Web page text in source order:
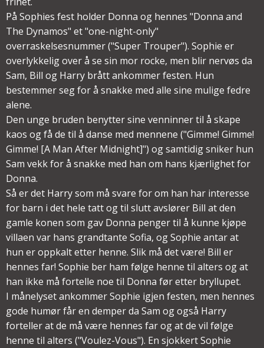
På Sophies fest holder Donna og hennes "Donna and
The Dynamos" et "one-night-only"
overraskelsesnummer ("Super Trouper"). Sophie er
overlykkelig over å se sin mor rocke, men blir nervøs da
Sam, Bill og Harry brått ankommer festen. Hun
bestemmer seg for å snakke med alle sine mulige fedre
alene.
Den unge bruden benytter sine venninner til å skape
kaos og få de til å danse med mennene ("Gimme! Gimme!
Gimme! [A Man After Midnight]") og samtidig sniker hun
Sam vekk for å snakke med han om hans kjærlighet for
Donna.
Så er det Harry som må svare for om han har interesse
for barn i det hele tatt og til slutt avslører Bill at den
gamle konen som gav Donna penger til å kunne kjøpe
villaen var hans grandtante Sofia, og Sophie antar at
hun er oppkalt etter henne. Slik må det være! Bill er
hennes far! Sophie ber ham følge henne til alters og at
han ikke må fortelle noe til Donna før etter bryllupet.
I månelyset ankommer Sophie igjen festen, men hennes
gode humør får en demper da Sam og også Harry
forteller at de må være hennes far og at de vil følge
henne til alters ("Voulez-Vous"). En sjokkert Sophie